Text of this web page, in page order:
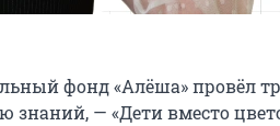
фонд «Алёша» провёл
— «Дети вместо